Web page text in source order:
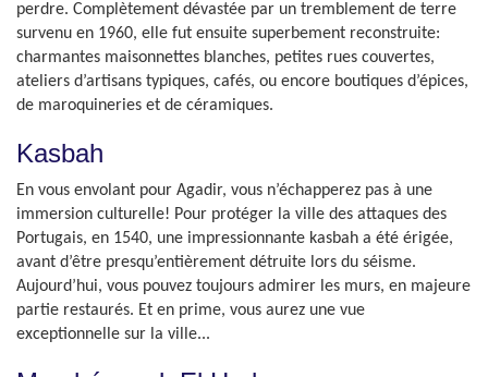
perdre. Complètement dévastée par un tremblement de terre
survenu en 1960, elle fut ensuite superbement reconstruite:
charmantes maisonnettes blanches, petites rues couvertes,
ateliers d’artisans typiques, cafés, ou encore boutiques d’épices,
de maroquineries et de céramiques.
Kasbah
En vous envolant pour Agadir, vous n’échapperez pas à une
immersion culturelle! Pour protéger la ville des attaques des
Portugais, en 1540, une impressionnante kasbah a été érigée,
avant d’être presqu’entièrement détruite lors du séisme.
Aujourd’hui, vous pouvez toujours admirer les murs, en majeure
partie restaurés. Et en prime, vous aurez une vue
exceptionnelle sur la ville...